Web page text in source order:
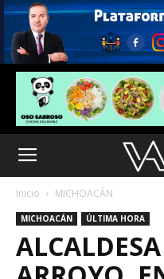
Inicio MICHOACÁN
MICHOACÁN ÚLTIMA HORA